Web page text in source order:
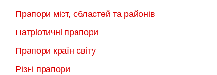
Прапори міст, областей та районів
Патріотичні прапори
Прапори країн світу
Різні прапори